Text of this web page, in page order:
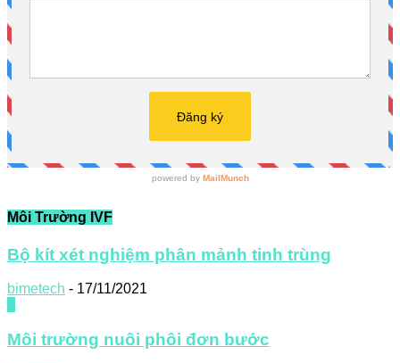
Môi Trường IVF
Bộ kít xét nghiệm phân mảnh tinh trùng
bimetech - 17/11/2021
Môi trường nuôi phôi đơn bước